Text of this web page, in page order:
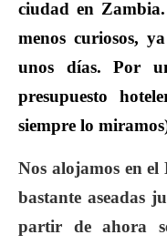
ciudad en
menos curiosos,
unos días. Por
presupuesto
siempre lo
Nos alojamos en
bastante aseadas
partir de ahora